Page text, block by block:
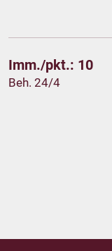
Imm./pkt.: 10
Beh. 24/4